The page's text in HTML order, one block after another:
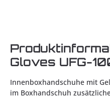
Gloves UFG-
Innenboxhandschuhe mit
im Boxhandschuh